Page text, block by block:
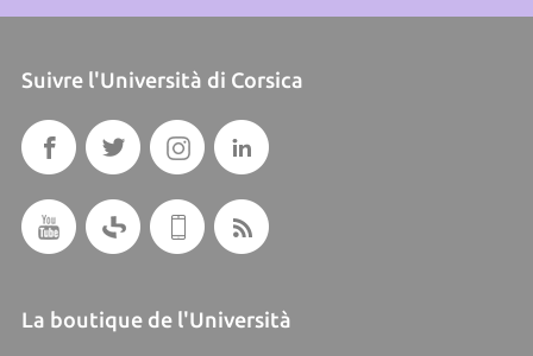
Suivre l'Università di Corsica
La boutique de l'Università